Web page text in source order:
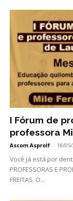
I Fórum de
professora
Ascom Asprolf - 18/
Você já está por
PROFESSORAS E
FREITAS. O...